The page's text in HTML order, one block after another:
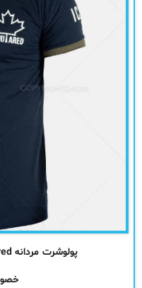
پولوشرت مردانه Dsquared – پولوشرت نخ پنبه